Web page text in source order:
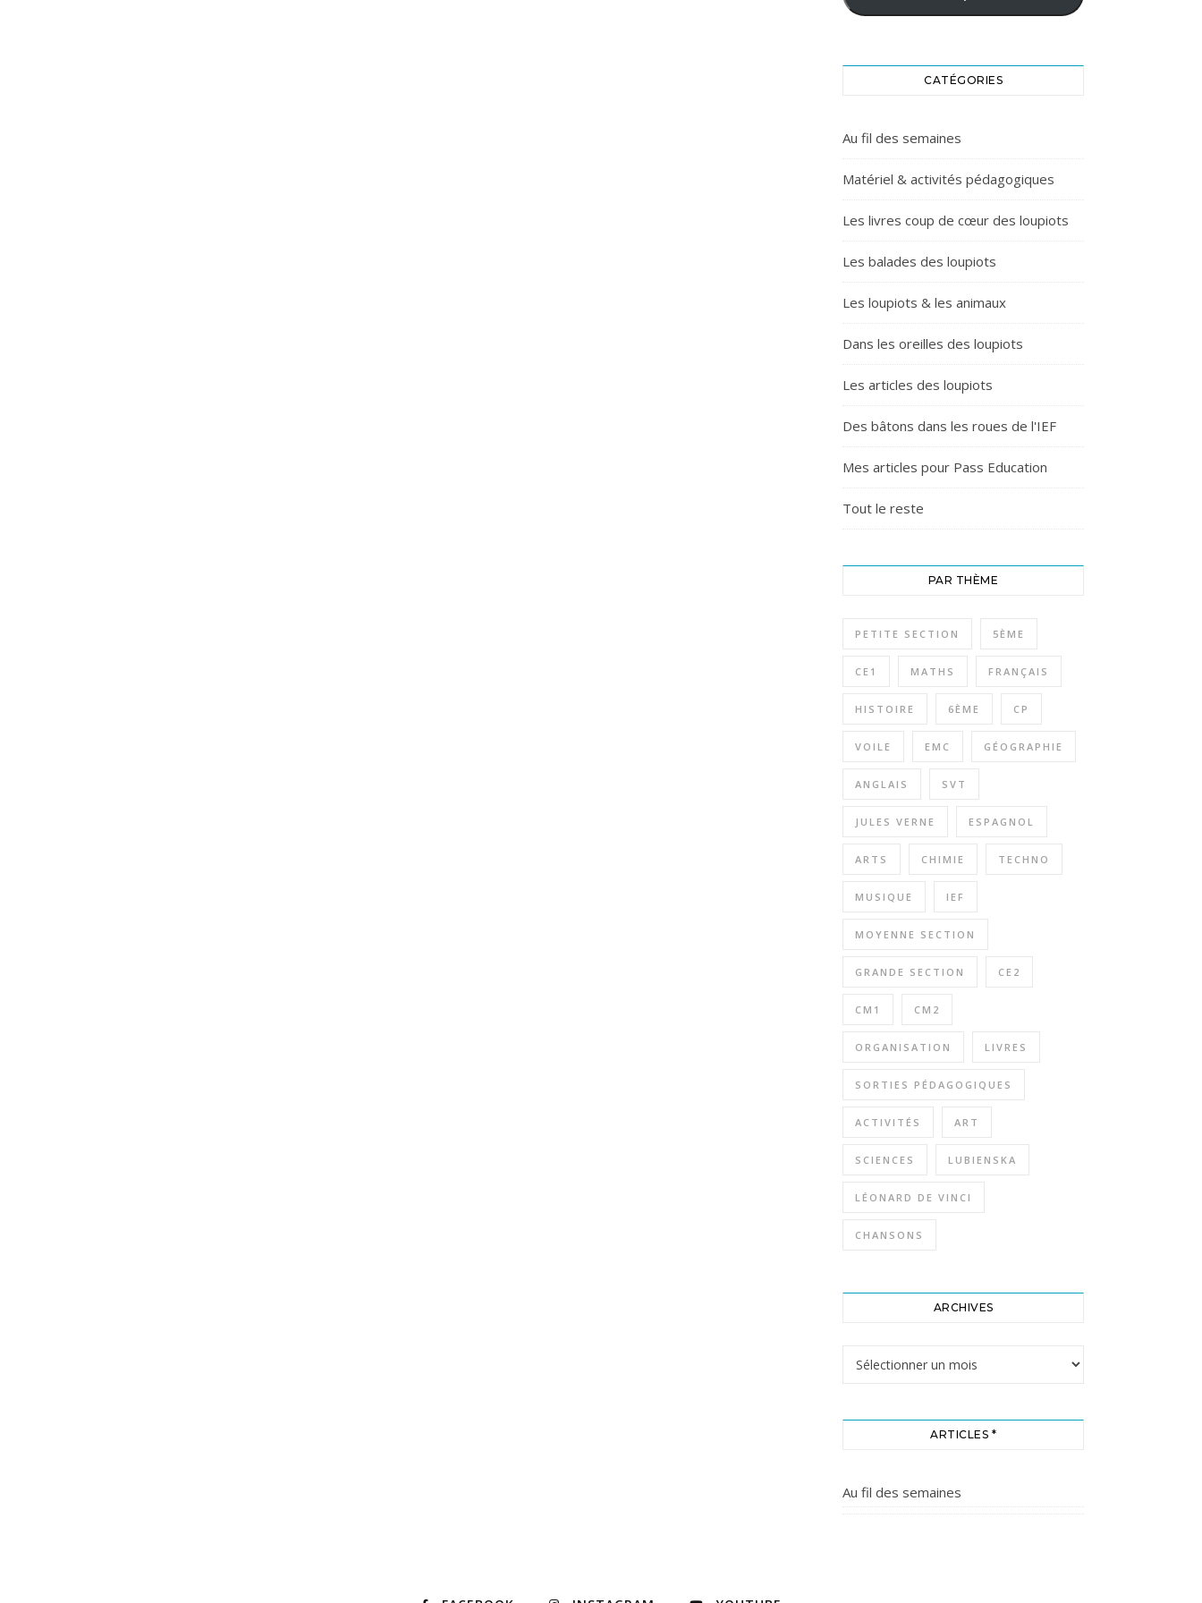
CATÉGORIES
Au fil des semaines
Matériel & activités pédagogiques
Les livres coup de cœur des loupiots
Les balades des loupiots
Les loupiots & les animaux
Dans les oreilles des loupiots
Les articles des loupiots
Des bâtons dans les roues de l'IEF
Mes articles pour Pass Education
Tout le reste
PAR THÈME
PETITE SECTION 5ÈME
CE1 MATHS FRANÇAIS
HISTOIRE 6ÈME CP
VOILE EMC GÉOGRAPHIE
ANGLAIS SVT
JULES VERNE ESPAGNOL
ARTS CHIMIE TECHNO
MUSIQUE IEF
MOYENNE SECTION
GRANDE SECTION CE2
CM1 CM2
ORGANISATION LIVRES
SORTIES PÉDAGOGIQUES
ACTIVITÉS ART
SCIENCES LUBIENSKA
LÉONARD DE VINCI
CHANSONS
ARCHIVES
ARTICLES *
Au fil des semaines